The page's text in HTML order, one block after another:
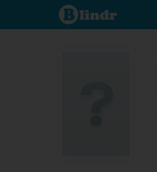
User758452275
- On hledá
někoho